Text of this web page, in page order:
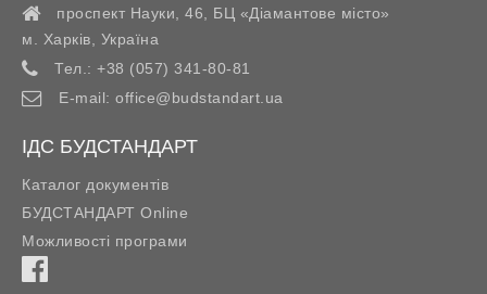
проспект Науки, 46, БЦ «Діамантове місто»
м. Харків
Україна
Тел.: +38 (057) 341-80-81
E-mail: office@budstandart.ua
ІДС БУДСТАНДАРТ
Каталог документів
БУДСТАНДАРТ Online
Можливості програми